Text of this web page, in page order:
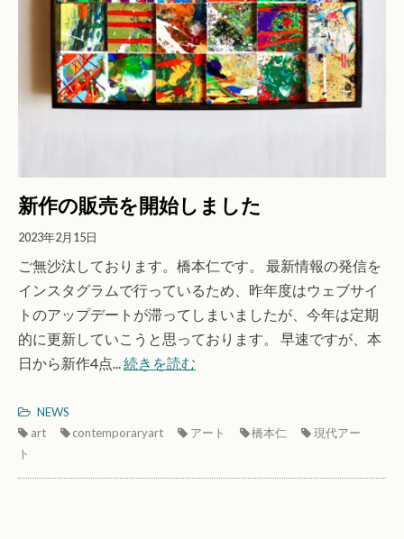
新作の販売を開始しました
2023年2月15日
ご無沙汰しております。橋本仁です。 最新情報の発信を
インスタグラムで行っているため、昨年度はウェブサイ
トのアップデートが滞ってしまいましたが、今年は定期
的に更新していこうと思っております。 早速ですが、本
日から新作4点... 続きを読む
NEWS
art
contemporaryart アート 橋本仁
現代アー
ト